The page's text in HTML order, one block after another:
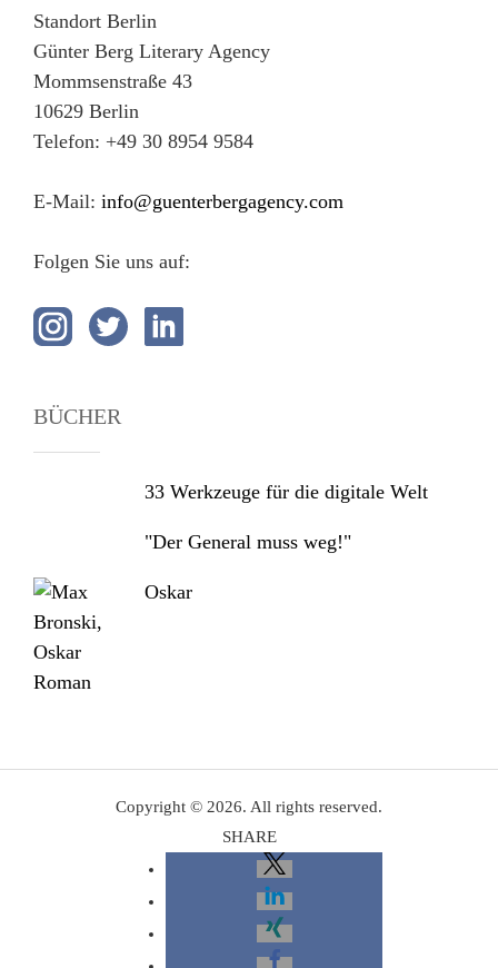
Standort Berlin
Günter Berg Literary Agency
Mommsenstraße 43
10629 Berlin
Telefon: +49 30 8954 9584
E-Mail: info@guenterbergagency.com
Folgen Sie uns auf:
BÜCHER
33 Werkzeuge für die digitale Welt
"Der General muss weg!"
Oskar
Copyright © 2026. All rights reserved.
SHARE